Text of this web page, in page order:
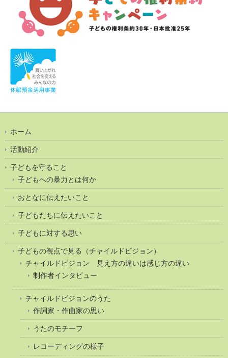
ホーム
活動紹介
子どもを守ること
子どもへの暴力とは何か
おとなに伝えたいこと
子どもたちに伝えたいこと
子どもに対する思い
子どもの視点で見る（チャイルドビジョン）
チャイルドビジョン 見え方の違いは感じ方の違い
制作者インタビュー
チャイルドビジョンのうた
作詞家・作曲家の思い
うたのモチーフ
レコーディングの様子